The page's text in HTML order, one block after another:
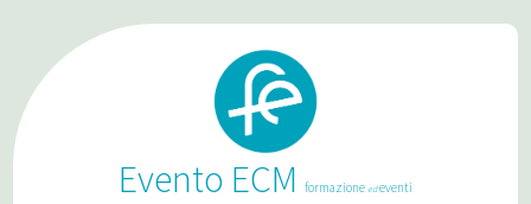
Evento ECM formazione edeventi